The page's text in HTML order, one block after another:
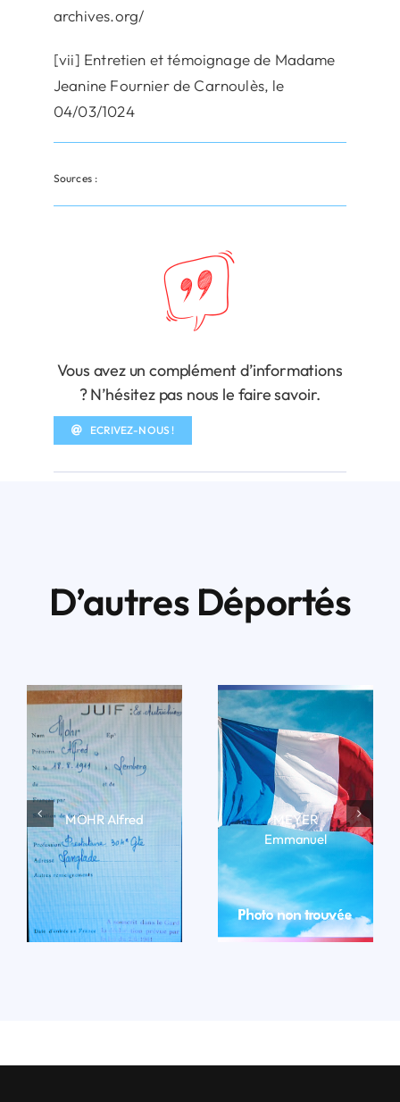
archives.org/
[vii] Entretien et témoignage de Madame
Jeanine Fournier de Carnoulès, le
04/03/1024
Sources :
Vous avez un complément d’informations
? N’hésitez pas nous le faire savoir.
ECRIVEZ-NOUS !
D’autres Déportés
MOHR Alfred
LIRE LA BIO
MEYER
Emmanuel
LIRE LA BIO